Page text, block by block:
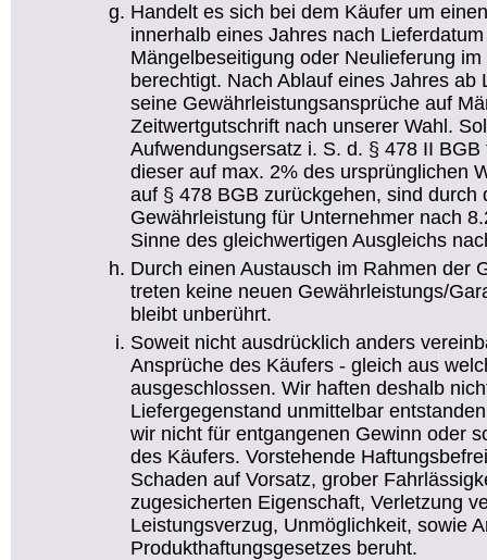
Handelt es sich bei dem Käufer um
innerhalb eines Jahres nach
Mängelbeseitigung oder Neulieferung
berechtigt. Nach Ablauf eines Jahres
seine Gewährleistungsansprüche auf
Zeitwertgutschrift nach unserer Wahl.
Aufwendungsersatz i. S. d. § 478 II
dieser auf max. 2% des ursprünglichen
auf § 478 BGB zurückgehen, sind durch
Gewährleistung für Unternehmer nach
Sinne des gleichwertigen Ausgleichs
Durch einen Austausch im Rahmen der
treten keine neuen Gewährleistungs/
bleibt unberührt.
Soweit nicht ausdrücklich anders
Ansprüche des Käufers - gleich aus
ausgeschlossen. Wir haften deshalb
Liefergegenstand unmittelbar
wir nicht für entgangenen Gewinn oder
des Käufers. Vorstehende
Schaden auf Vorsatz, grober
zugesicherten Eigenschaft, Verletzung
Leistungsverzug, Unmöglichkeit, sowie
Produkthaftungsgesetzes beruht.